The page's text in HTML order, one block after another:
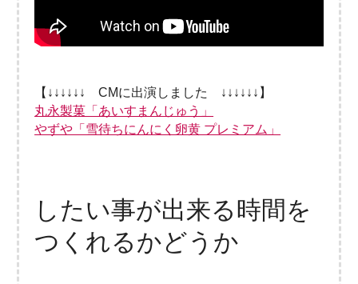
【↓↓↓↓↓↓ CMに出演しました ↓↓↓↓↓↓】
丸永製菓「あいすまんじゅう」
やずや「雪待ちにんにく卵黄 プレミアム」
したい事が出来る時間を
つくれるかどうか